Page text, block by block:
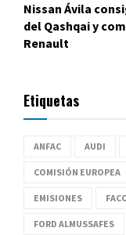
Nissan Ávila
del Qashqai y
Renault
Etiquetas
ANFAC AUDI
COMISIÓN EUROPEA
EMISIONES
FORD ALMUSSAFES